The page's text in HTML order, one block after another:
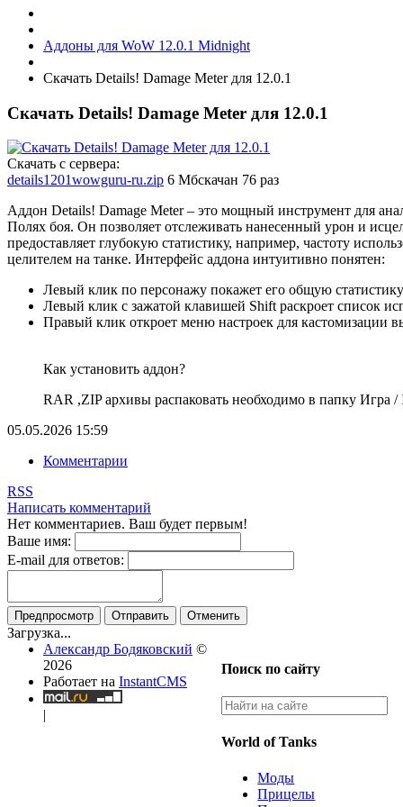
Аддоны для WoW 12.0.1 Midnight
Скачать Details! Damage Meter для 12.0.1
Скачать Details! Damage Meter для 12.0.1
Скачать с сервера:
details1201wowguru-ru.zip 6 Мбскачан 76 раз
Аддон Details! Damage Meter – это мощный инструмент для
Полях боя. Он позволяет отслеживать нанесенный урон и
предоставляет глубокую статистику, например, частоту
целителем на танке. Интерфейс аддона интуитивно понятен:
Левый клик по персонажу покажет его общую
Левый клик с зажатой клавишей Shift раскроет список
Правый клик откроет меню настроек для кастомизации
Как установить аддон?
RAR ,ZIP архивы распаковать необходимо в папку Игра /
05.05.2026 15:59
Комментарии
RSS
Написать комментарий
Нет комментариев. Ваш будет первым!
Ваше имя:
E-mail для ответов:
Предпросмотр Отправить Отменить
Загрузка...
Поиск по сайту
World of Tanks
Моды
Прицелы
Александр Бодяковский ©
2026
Работает на InstantCMS
|